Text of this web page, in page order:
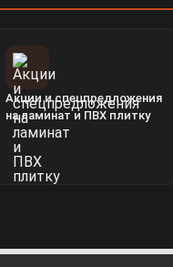
Акции и спецпредложения
на ламинат и ПВХ плитку